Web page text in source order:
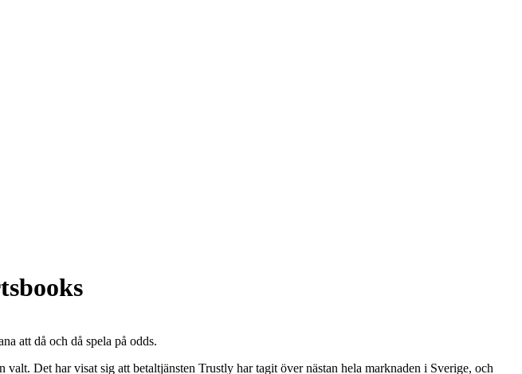
att då och då spela på odds.
Det har visat sig att betaltjänsten Trustly har tagit över nästan hela marknaden i Sverige, och